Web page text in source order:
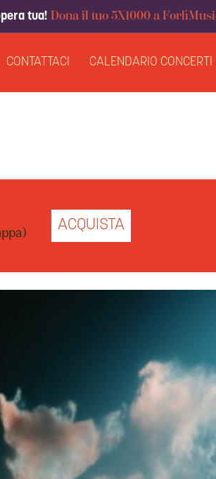
tua! Dona il tuo 5X1000 a
CONTATTACI CALENDARIO CONCERTI
ACQUISTA